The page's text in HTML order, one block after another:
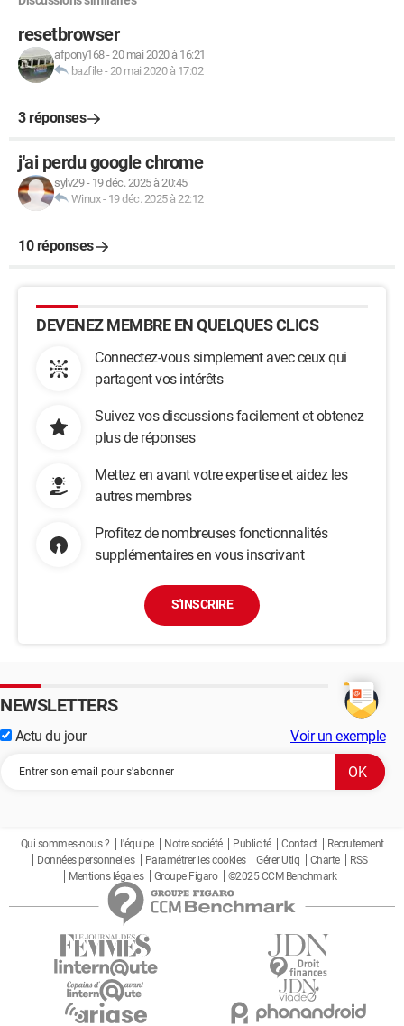
resetbrowser
afpony168-20 mai 2020 à 16:21
bazfile-20 mai 2020 à 17:02
3 réponses
j'ai perdu google chrome
sylv29- 19 déc. 2025 à 20:45
Winux- 19 déc. 2025 à 22:12
10 réponses
DEVENEZ MEMBRE EN QUELQUES CLICS
Connectez-vous simplement avec ceux qui
partagent vos intérêts
Suivez vos discussions facilement et obtenez
plus de réponses
Mettez en avant votre expertise et aidez les
autres membres
Profitez de nombreuses fonctionnalités
supplémentaires en vous inscrivant
S'INSCRIRE
NEWSLETTERS
Actu du jour Voir un exemple
Qui sommes-nous ? L'équipe Notre société Publicité Contact
Recrutement
Données personnelles
Paramétrer les cookies Gérer Utiq Charte
RSS
Mentions légales
Groupe Figaro ©2025 CCM Benchmark